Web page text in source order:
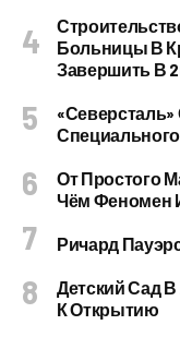
Больницы В
Завершить В
От Простого
Чём Феномен
Ричард
Детский Сад
К Открытию